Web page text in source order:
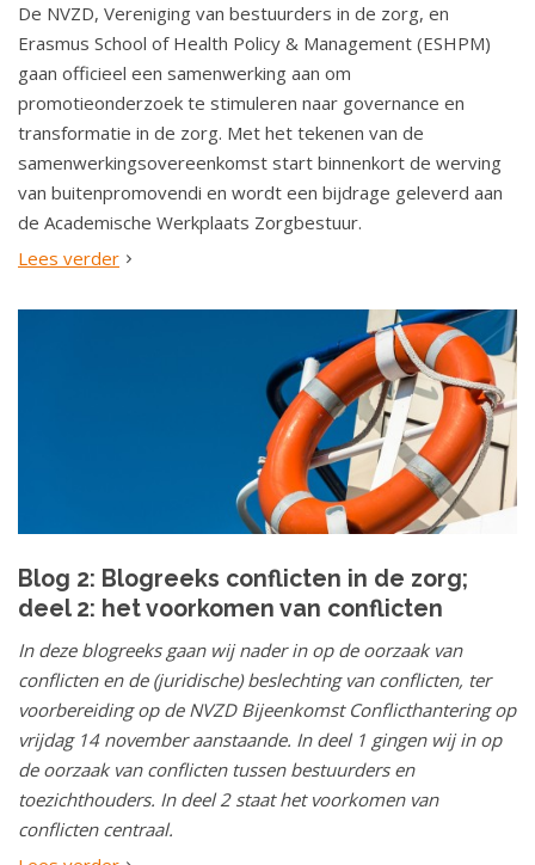
De NVZD, Vereniging van bestuurders in de zorg, en
Erasmus School of Health Policy & Management (ESHPM)
gaan officieel een samenwerking aan om
promotieonderzoek te stimuleren naar governance en
transformatie in de zorg. Met het tekenen van de
samenwerkingsovereenkomst start binnenkort de werving
van buitenpromovendi en wordt een bijdrage geleverd aan
de Academische Werkplaats Zorgbestuur.
Lees verder
Blog 2: Blogreeks conflicten in de zorg;
deel 2: het voorkomen van conflicten
In deze blogreeks gaan wij nader in op de oorzaak van
conflicten en de (juridische) beslechting van conflicten, ter
voorbereiding op de NVZD Bijeenkomst Conflicthantering op
vrijdag 14 november aanstaande. In deel 1 gingen wij in op
de oorzaak van conflicten tussen bestuurders en
toezichthouders. In deel 2 staat het voorkomen van
conflicten centraal.